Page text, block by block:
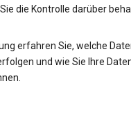
die Kontrolle darüber
erfahren Sie, welche
und wie Sie Ihre